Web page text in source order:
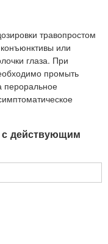
травопростом
или
глаза. При
промыть
пероральное
с действующим